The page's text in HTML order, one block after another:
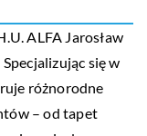
ALFA Jarosław
się w
różnorodne
– od tapet